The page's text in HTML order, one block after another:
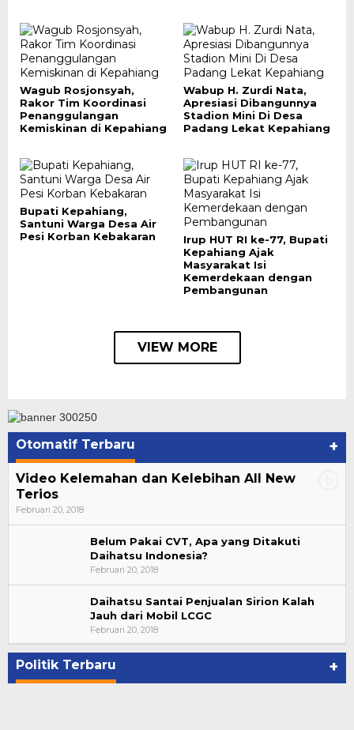
Wagub Rosjonsyah,
Rakor Tim Koordinasi
Penanggulangan
Kemiskinan di Kepahiang
Wabup H. Zurdi Nata,
Apresiasi Dibangunnya
Stadion Mini Di Desa
Padang Lekat Kepahiang
Bupati Kepahiang,
Santuni Warga Desa Air
Pesi Korban Kebakaran
Irup HUT RI ke-77, Bupati
Kepahiang Ajak
Masyarakat Isi
Kemerdekaan dengan
Pembangunan
VIEW MORE
Otomatif Terbaru +
Video Kelemahan dan Kelebihan All New
Terios
Februari 20, 2018
Belum Pakai CVT, Apa yang Ditakuti
Daihatsu Indonesia?
Februari 20, 2018
Daihatsu Santai Penjualan Sirion Kalah
Jauh dari Mobil LCGC
Februari 20, 2018
Politik Terbaru +
Bupati Ahmad Hijazi, Hadiri Paripurna Hasil
Penetapan Paslon Bupati dan Wabup Te…
Di NASIONAL, POLITIK, REJANG LEBONG